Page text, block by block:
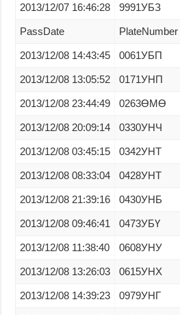
2013/12/07 16:46:28 9991УБЗ
PassDate PlateNumber
2013/12/08 14:43:45 0061УБП
2013/12/08 13:05:52 0171УНП
2013/12/08 23:44:49 0263ӨМӨ
2013/12/08 20:09:14 0330УНЧ
2013/12/08 03:45:15 0342УНТ
2013/12/08 08:33:04 0428УНТ
2013/12/08 21:39:16 0430УНБ
2013/12/08 09:46:41 0473УБҮ
2013/12/08 11:38:40 0608УНУ
2013/12/08 13:26:03 0615УНХ
2013/12/08 14:39:23 0979УНГ